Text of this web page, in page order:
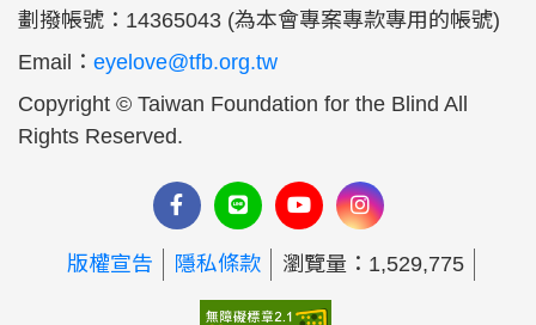
劃撥帳號：14365043 (為本會專案專款專用的帳號)
Email： eyelove@tfb.org.tw
Copyright © Taiwan Foundation for the Blind All
Rights Reserved.
版權宣告 隱私條款 瀏覽量：1,529,775